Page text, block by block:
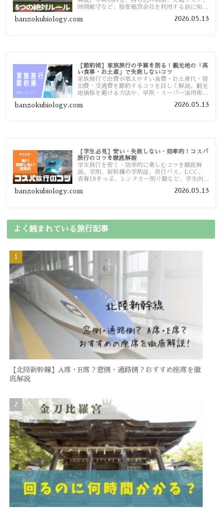
時間厳守など、格安航空会社を利用する前に知っ
す。
banzokubiology.com 2026.05.13
【節約術】家族旅行の予算を削る！観光地の「高
い食事・お土産」で失敗しないコツ
家族旅行で出費が増えやすい食費・お土産代・宿
泊費・交通費を節約するコツを詳しく解説。観光
地価格を避ける方法や、早割・スーパー活用術、
banzokubiology.com 2026.05.13
【学生必見】安い・失敗しない・効率的！コスパ
旅行のコツを徹底解説
学生旅行を安く・効率的に楽しむコツを徹底解
説。学割、新幹線の学割証、夜行バス、LCC、
青春18きっぷ、レンタカー割り勘など、学生向け
banzokubiology.com 2026.05.13
よく読まれている旅行記事
【北陸新幹線】A席・E席？窓側・通路側？おすすめ座席を徹
底解説